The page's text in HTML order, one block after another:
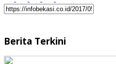
Berita Terkini